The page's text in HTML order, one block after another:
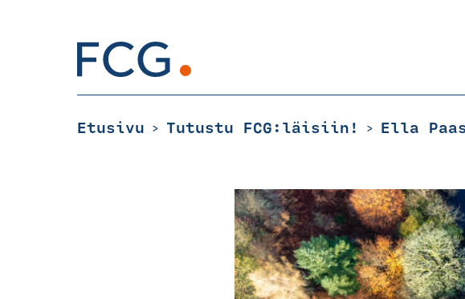
Etusivu > Tutustu FCG:läisiin! >